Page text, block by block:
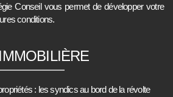
Conseil vous permet de développer votre
conditions.
: les syndics au bord de la révolte